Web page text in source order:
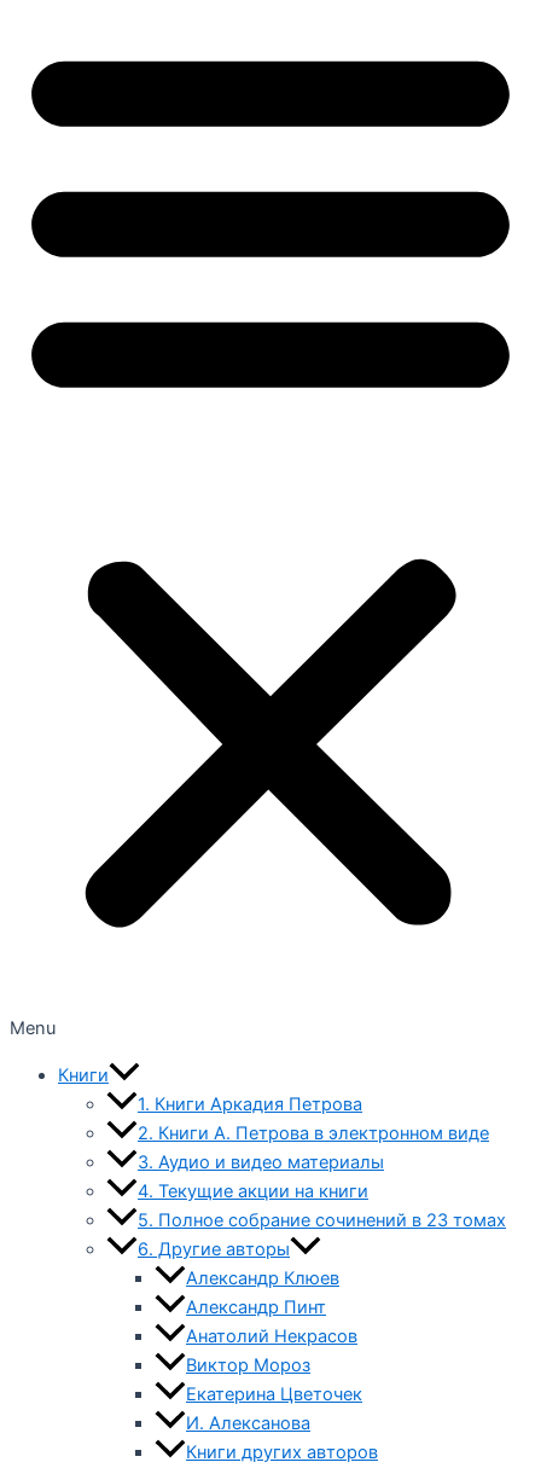
Menu
Книги
1. Книги Аркадия Петрова
2. Книги А. Петрова в электронном виде
3. Аудио и видео материалы
4. Текущие акции на книги
5. Полное собрание сочинений в 23 томах
6. Другие авторы
Александр Клюев
Александр Пинт
Анатолий Некрасов
Виктор Мороз
Екатерина Цветочек
И. Алексанова
Книги других авторов